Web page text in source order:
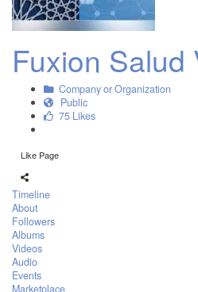
Fuxion Salud
Company or Organization
Public
75 Likes
Like Page
Timeline
About
Followers
Albums
Videos
Audio
Events
Marketplace